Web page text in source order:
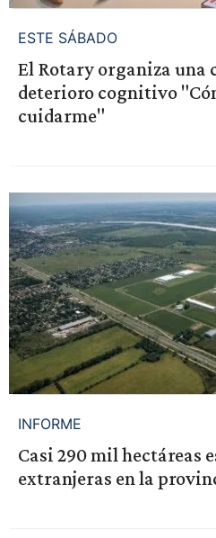
ESTE SÁBADO
El Rotary organiza una
deterioro cognitivo
cuidarme"
INFORME
Casi 290 mil hectáreas
extranjeras en la